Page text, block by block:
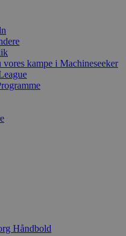
vores kampe i Machineseeker
Håndbold